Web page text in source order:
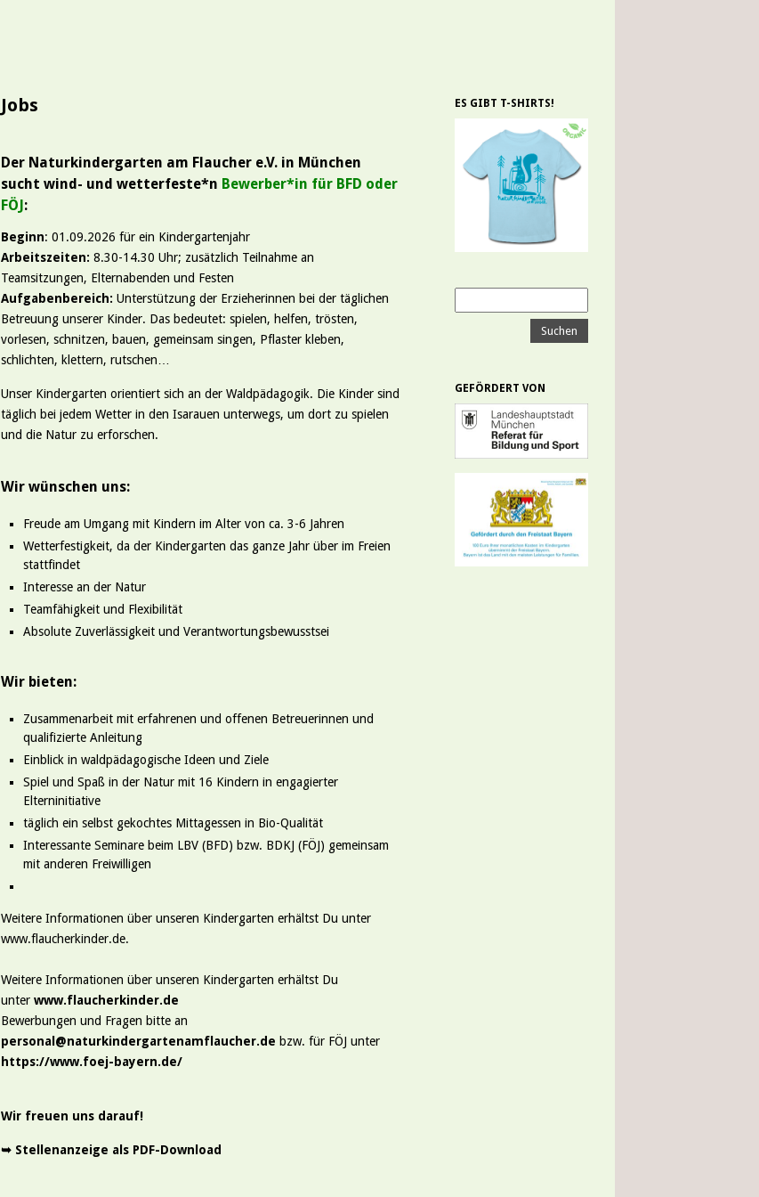
Jobs
Der Naturkindergarten am Flaucher e.V. in München
sucht wind- und wetterfeste*n Bewerber*in für BFD oder
FÖJ:
Beginn: 01.09.2026 für ein Kindergartenjahr
Arbeitszeiten: 8.30-14.30 Uhr; zusätzlich Teilnahme an
Teamsitzungen, Elternabenden und Festen
Aufgabenbereich: Unterstützung der Erzieherinnen bei der täglichen
Betreuung unserer Kinder. Das bedeutet: spielen, helfen, trösten,
vorlesen, schnitzen, bauen, gemeinsam singen, Pflaster kleben,
schlichten, klettern, rutschen…
Unser Kindergarten orientiert sich an der Waldpädagogik. Die Kinder sind
täglich bei jedem Wetter in den Isarauen unterwegs, um dort zu spielen
und die Natur zu erforschen.
Wir wünschen uns:
Freude am Umgang mit Kindern im Alter von ca. 3-6 Jahren
Wetterfestigkeit, da der Kindergarten das ganze Jahr über im Freien
stattfindet
Interesse an der Natur
Teamfähigkeit und Flexibilität
Absolute Zuverlässigkeit und Verantwortungsbewusstsei
Wir bieten:
Zusammenarbeit mit erfahrenen und offenen Betreuerinnen und
qualifizierte Anleitung
Einblick in waldpädagogische Ideen und Ziele
Spiel und Spaß in der Natur mit 16 Kindern in engagierter
Elterninitiative
täglich ein selbst gekochtes Mittagessen in Bio-Qualität
Interessante Seminare beim LBV (BFD) bzw. BDKJ (FÖJ) gemeinsam
mit anderen Freiwilligen
Weitere Informationen über unseren Kindergarten erhältst Du unter
www.flaucherkinder.de.
Weitere Informationen über unseren Kindergarten erhältst Du
unter www.flaucherkinder.de
Bewerbungen und Fragen bitte an
personal@naturkindergartenamflaucher.de bzw. für FÖJ unter
https://www.foej-bayern.de/
Wir freuen uns darauf!
➥ Stellenanzeige als PDF-Download
ES GIBT T-SHIRTS!
GEFÖRDERT VON